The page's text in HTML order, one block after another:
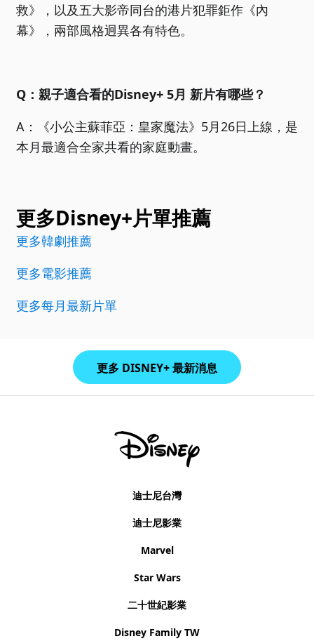
救》，以及五大影帝同台的港片犯罪鉅作《內
幕》，兩部風格迥異各有特色。
Q：親子適合看的Disney+ 5月 新片有哪些？
A：《小公主蘇菲亞：皇家魔法》5月26日上線，是
本月最適合全家共看的家庭動畫。
更多Disney+片單推薦
更多韓劇推薦
更多電影推薦
更多每月最新片單
更多 DISNEY+ 最新消息
迪士尼台灣
迪士尼影業
Marvel
Star Wars
二十世紀影業
Disney Family TW